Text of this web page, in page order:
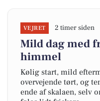
VEJRET 2 timer siden
Mild dag med
himmel
Kølig start, mild
overvejende tørt, og
ende af skalaen, selv